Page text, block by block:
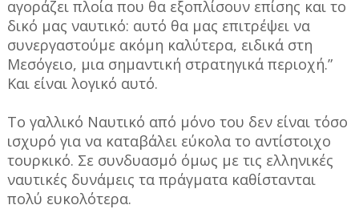
αγοράζει πλοία που θα εξοπλίσουν επίσης και το
δικό μας ναυτικό: αυτό θα μας επιτρέψει να
συνεργαστούμε ακόμη καλύτερα, ειδικά στη
Μεσόγειο, μια σημαντική στρατηγικά περιοχή.”
Και είναι λογικό αυτό.
Το γαλλικό Ναυτικό από μόνο του δεν είναι τόσο
ισχυρό για να καταβάλει εύκολα το αντίστοιχο
τουρκικό. Σε συνδυασμό όμως με τις ελληνικές
ναυτικές δυνάμεις τα πράγματα καθίστανται
πολύ ευκολότερα.